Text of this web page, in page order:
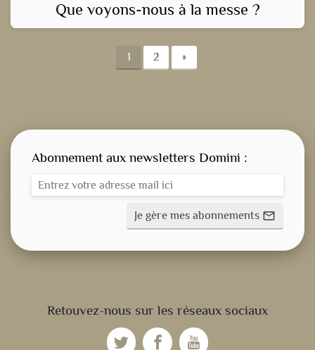
Que voyons-nous à la messe ?
1 2 »
Retouvez-nous sur les réseaux sociaux
Abonnement aux newsletters Domini :
Je gère mes abonnements mail_outline